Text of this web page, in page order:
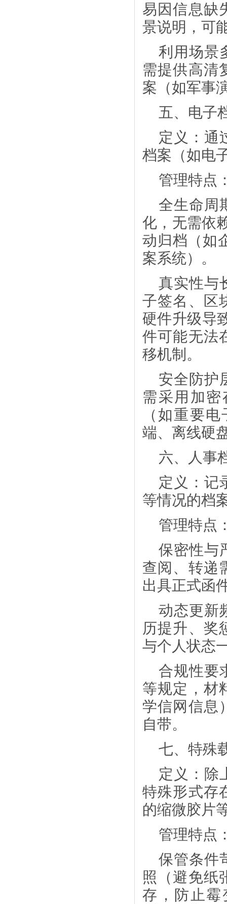
易因信息缺
景说明，可
利用场景
需提供高清
案（如军事
五、电子
定义：通
档案（如电
管理特点
全生命周
化，无需依
动归档（如
案系统）。
真实性与
子签名、区
硬件升级导
件可能无法
移机制。
安全防护
需采用加
（如重要
端、离线硬
六、人事
定义：记
等情况的档
管理特点
保密性与
查阅、转递
出具正式函
动态更新
历提升、奖
与个人状态
合规性要
等规定，材
学信网信息
自带。
七、特殊
定义：除
特殊形式存
的缩微胶片
管理特点
保管条件
照（避免纸
存，防止霉